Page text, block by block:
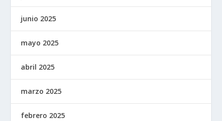
junio 2025
mayo 2025
abril 2025
marzo 2025
febrero 2025